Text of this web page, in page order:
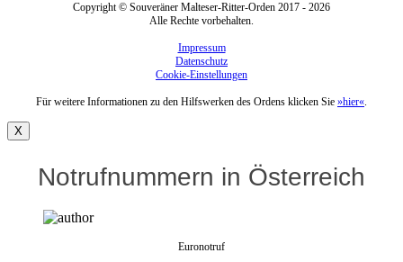
Copyright © Souveräner Malteser-Ritter-Orden 2017 - 2026
Alle Rechte vorbehalten.
Impressum
Datenschutz
Cookie-Einstellungen
Für weitere Informationen zu den Hilfswerken des Ordens klicken Sie »hier«.
X
Notrufnummern in Österreich
Euronotruf